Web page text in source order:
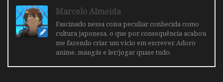
Marcelo Almeida
Fascinado nessa coisa peculiar conhecida como
cultura japonesa, o que por consequência acabou
me fazendo criar um vicio em escrever. Adoro
anime, mangás e ler/jogar quase tudo.